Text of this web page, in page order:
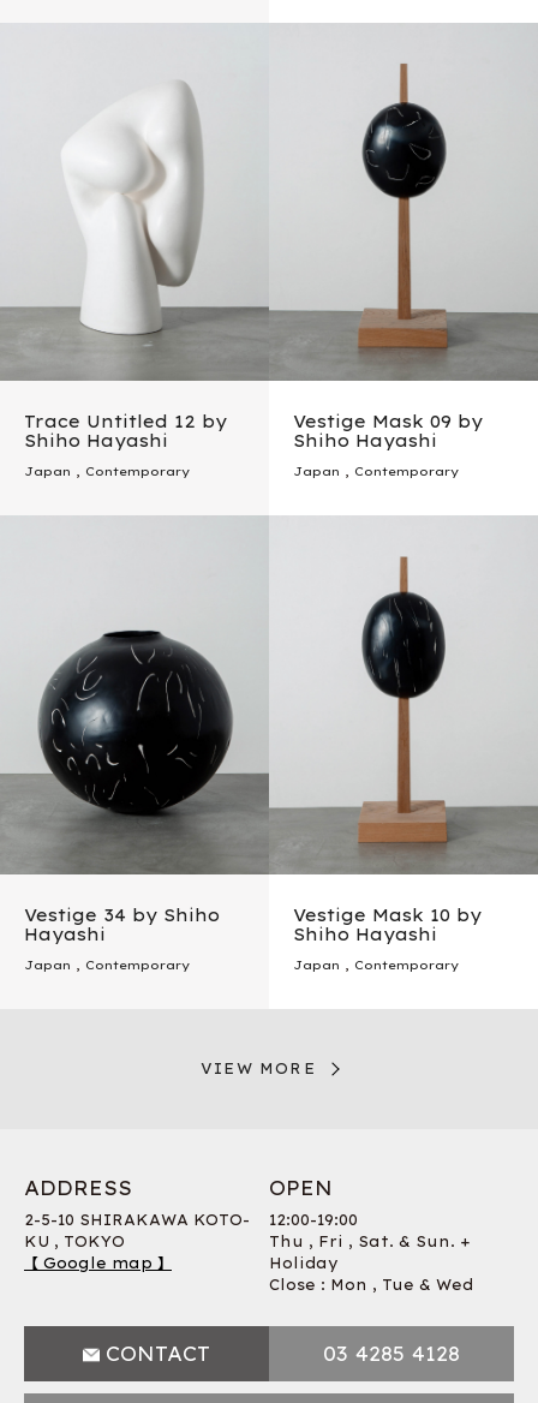
Trace Untitled 12 by
Shiho Hayashi
Japan , Contemporary
Vestige Mask 09 by
Shiho Hayashi
Japan , Contemporary
Vestige 34 by Shiho
Hayashi
Japan , Contemporary
Vestige Mask 10 by
Shiho Hayashi
Japan , Contemporary
VIEW MORE
ADDRESS
2-5-10 SHIRAKAWA KOTO-
KU , TOKYO
【 Google map 】
OPEN
12:00-19:00
Thu , Fri , Sat. & Sun. +
Holiday
Close : Mon , Tue & Wed
CONTACT 03 4285 4128